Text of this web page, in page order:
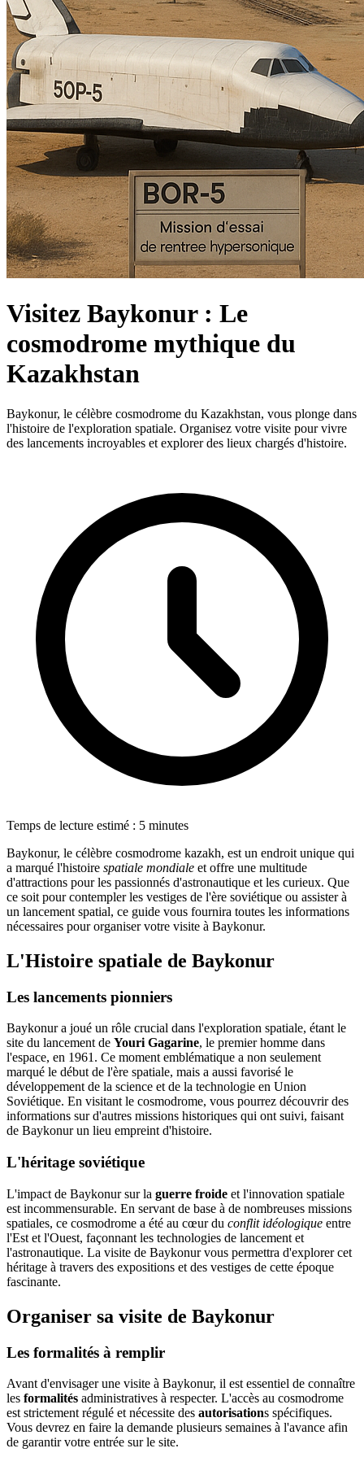
Visitez Baykonur : Le
cosmodrome mythique du
Kazakhstan
Baykonur, le célèbre cosmodrome du Kazakhstan, vous plonge dans
l'histoire de l'exploration spatiale. Organisez votre visite pour vivre
des lancements incroyables et explorer des lieux chargés d'histoire.
Temps de lecture estimé : 5 minutes
Baykonur, le célèbre cosmodrome kazakh, est un endroit unique qui
a marqué l'histoire spatiale mondiale et offre une multitude
d'attractions pour les passionnés d'astronautique et les curieux. Que
ce soit pour contempler les vestiges de l'ère soviétique ou assister à
un lancement spatial, ce guide vous fournira toutes les informations
nécessaires pour organiser votre visite à Baykonur.
L'Histoire spatiale de Baykonur
Les lancements pionniers
Baykonur a joué un rôle crucial dans l'exploration spatiale, étant le
site du lancement de Youri Gagarine, le premier homme dans
l'espace, en 1961. Ce moment emblématique a non seulement
marqué le début de l'ère spatiale, mais a aussi favorisé le
développement de la science et de la technologie en Union
Soviétique. En visitant le cosmodrome, vous pourrez découvrir des
informations sur d'autres missions historiques qui ont suivi, faisant
de Baykonur un lieu empreint d'histoire.
L'héritage soviétique
L'impact de Baykonur sur la guerre froide et l'innovation spatiale
est incommensurable. En servant de base à de nombreuses missions
spatiales, ce cosmodrome a été au cœur du conflit idéologique entre
l'Est et l'Ouest, façonnant les technologies de lancement et
l'astronautique. La visite de Baykonur vous permettra d'explorer cet
héritage à travers des expositions et des vestiges de cette époque
fascinante.
Organiser sa visite de Baykonur
Les formalités à remplir
Avant d'envisager une visite à Baykonur, il est essentiel de connaître
les formalités administratives à respecter. L'accès au cosmodrome
est strictement régulé et nécessite des autorisations spécifiques.
Vous devrez en faire la demande plusieurs semaines à l'avance afin
de garantir votre entrée sur le site.